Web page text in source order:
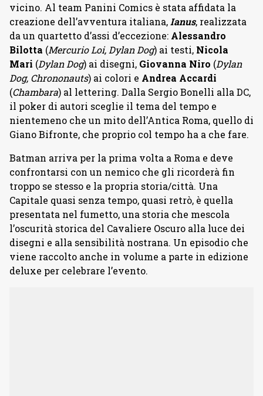
vicino. Al team Panini Comics è stata affidata la
creazione dell’avventura italiana,Ianus, realizzata
da un quartetto d’assi d’eccezione: Alessandro
Bilotta (Mercurio Loi, Dylan Dog) ai testi, Nicola
Mari (Dylan Dog) ai disegni, Giovanna Niro (Dylan
Dog, Chrononauts) ai colori e Andrea Accardi
(Chambara) al lettering. Dalla Sergio Bonelli alla DC,
il poker di autori sceglie il tema del tempo e
nientemeno che un mito dell’Antica Roma, quello di
Giano Bifronte, che proprio col tempo ha a che fare.
Batman arriva per la prima volta a Roma e deve
confrontarsi con un nemico che gli ricorderà fin
troppo se stesso e la propria storia/città. Una
Capitale quasi senza tempo, quasi retrò, è quella
presentata nel fumetto, una storia che mescola
l’oscurità storica del Cavaliere Oscuro alla luce dei
disegni e alla sensibilità nostrana. Un episodio che
viene raccolto anche in volume a parte in edizione
deluxe per celebrare l’evento.